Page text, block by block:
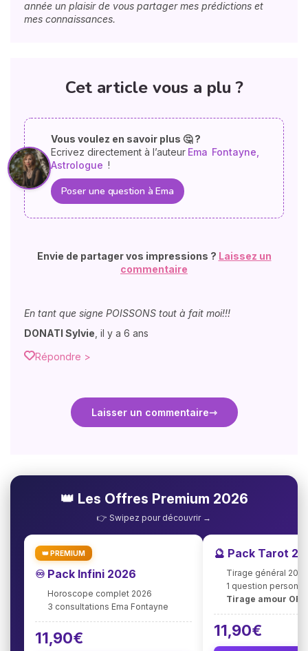
année un plaisir de vous partager mes prédictions et
mes connaissances.
Cet article vous a plu ?
Vous voulez en savoir plus 🤔 ?
Ecrivez directement à l’auteur Ema Fontayne,
Astrologue !
Poser une question à Ema
Envie de partager vos impressions ? Laissez un
commentaire
En tant que signe POISSONS tout à fait moi!!!
DONATI Sylvie il y a 6 ans
Répondre >
Laisser un commentaire
👑 Les Offres Premium 2026
👉 Swipez pour découvrir →
👑 PREMIUM
♾️ Pack Infini 2026
Horoscope complet 2026
3 consultations Ema Fontayne
11,90€
🔮 Pack Tarot
Tirage général 2026
1 question
Tirage amour
11,90€